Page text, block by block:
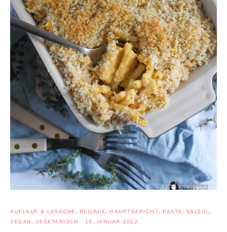
AUFLAUF & LASAGNE, BEILAGE, HAUPTGERICHT, PASTA, SALZIG,
VEGAN, VEGETARISCH · 15. JANUAR 2022